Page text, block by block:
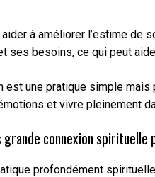
à améliorer l’estime
ses besoins, ce qui peut
est une pratique simple
et vivre pleinement
connexion
profondément